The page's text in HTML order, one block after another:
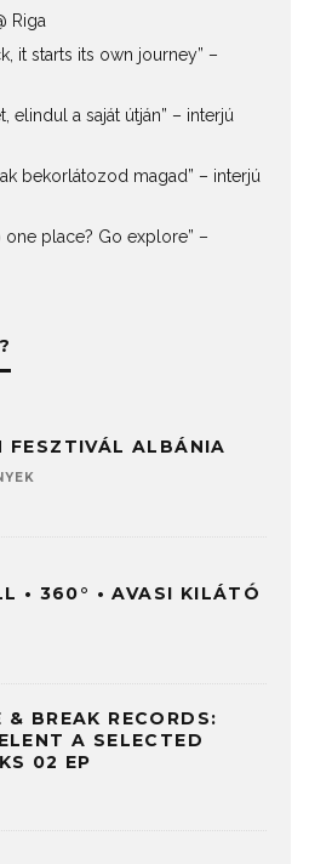
Riga
it starts its own journey” –
elindul a saját útján” – interjú
bekorlátozod magad” – interjú
place? Go explore” –
FESZTIVÁL ALBÁNIA
• 360° • AVASI KILÁTÓ
& BREAK RECORDS:
A SELECTED
02 EP